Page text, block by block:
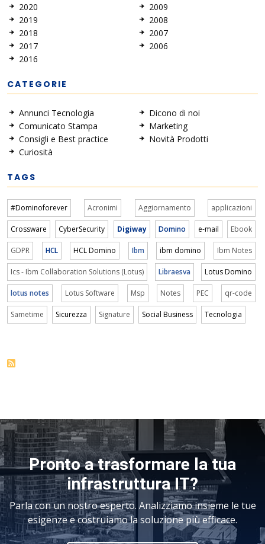
2020
2019
2018
2017
2016
2009
2008
2007
2006
CATEGORIE
Annunci Tecnologia
Comunicato Stampa
Consigli e Best practice
Curiosità
Dicono di noi
Marketing
Novità Prodotti
TAGS
#Dominoforever Acronimi Aggiornamento applicazioni
Crossware CyberSecurity Digiway Domino e-mail Ebook
GDPR HCL HCL Domino Ibm ibm domino Ibm Notes
Ics - Ibm Collaboration Solutions (Lotus) Libraesva Lotus Domino
lotus notes Lotus Software Msp Notes PEC qr-code
Sametime Sicurezza Signature Social Business Tecnologia
Pronto a trasformare la tua
infrastruttura IT?
Parla con un nostro esperto. Analizziamo insieme le tue
esigenze e costruiamo la soluzione più efficace.